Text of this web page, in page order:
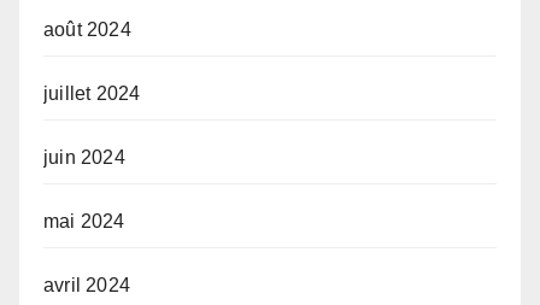
août 2024
juillet 2024
juin 2024
mai 2024
avril 2024